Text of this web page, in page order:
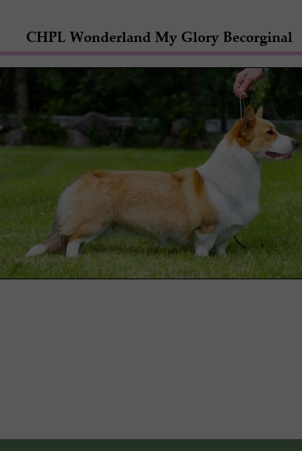
CHPL Wonderland My Glory Becorginal